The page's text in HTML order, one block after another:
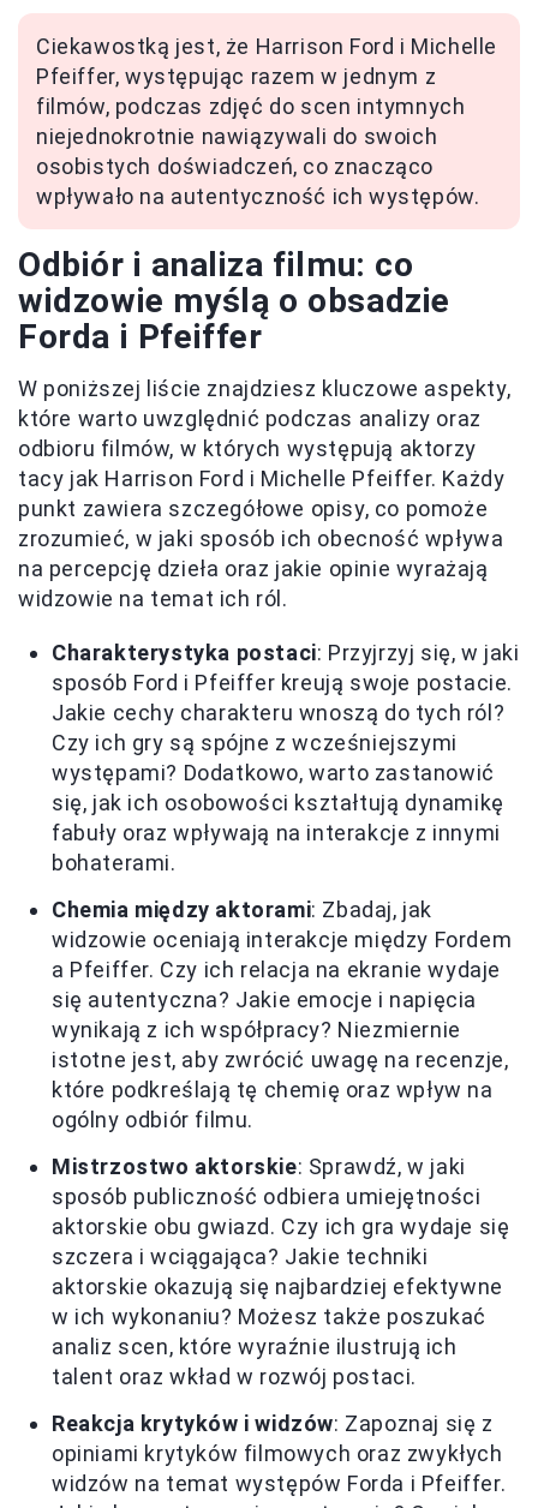
Ciekawostką jest, że Harrison Ford i Michelle
Pfeiffer, występując razem w jednym z
filmów, podczas zdjęć do scen intymnych
niejednokrotnie nawiązywali do swoich
osobistych doświadczeń, co znacząco
wpływało na autentyczność ich występów.
Odbiór i analiza filmu: co
widzowie myślą o obsadzie
Forda i Pfeiffer
W poniższej liście znajdziesz kluczowe aspekty,
które warto uwzględnić podczas analizy oraz
odbioru filmów, w których występują aktorzy
tacy jak Harrison Ford i Michelle Pfeiffer. Każdy
punkt zawiera szczegółowe opisy, co pomoże
zrozumieć, w jaki sposób ich obecność wpływa
na percepcję dzieła oraz jakie opinie wyrażają
widzowie na temat ich ról.
Charakterystyka postaci: Przyjrzyj się, w jaki
sposób Ford i Pfeiffer kreują swoje postacie.
Jakie cechy charakteru wnoszą do tych ról?
Czy ich gry są spójne z wcześniejszymi
występami? Dodatkowo, warto zastanowić
się, jak ich osobowości kształtują dynamikę
fabuły oraz wpływają na interakcje z innymi
bohaterami.
Chemia między aktorami: Zbadaj, jak
widzowie oceniają interakcje między Fordem
a Pfeiffer. Czy ich relacja na ekranie wydaje
się autentyczna? Jakie emocje i napięcia
wynikają z ich współpracy? Niezmiernie
istotne jest, aby zwrócić uwagę na recenzje,
które podkreślają tę chemię oraz wpływ na
ogólny odbiór filmu.
Mistrzostwo aktorskie: Sprawdź, w jaki
sposób publiczność odbiera umiejętności
aktorskie obu gwiazd. Czy ich gra wydaje się
szczera i wciągająca? Jakie techniki
aktorskie okazują się najbardziej efektywne
w ich wykonaniu? Możesz także poszukać
analiz scen, które wyraźnie ilustrują ich
talent oraz wkład w rozwój postaci.
Reakcja krytyków i widzów: Zapoznaj się z
opiniami krytyków filmowych oraz zwykłych
widzów na temat występów Forda i Pfeiffer.